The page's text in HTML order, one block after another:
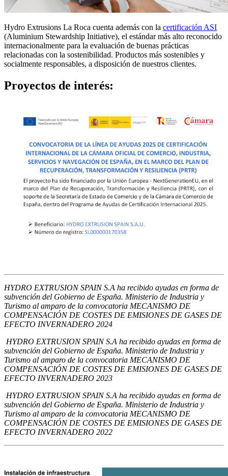
Hydro Extrusions La Roca cuenta además con la certificación ASI
(Aluminium Stewardship Initiative), el estándar más alto reconocido
internacionalmente para la evaluación de buenas prácticas
relacionadas con la sostenibilidad. Productos más sostenibles y
socialmente responsables, a disposición de nuestros clientes.
Proyectos de interés:
HYDRO EXTRUSION SPAIN S.A ha recibido ayudas en forma de
subvención del Gobierno de España. Ministerio de Industria y
Turismo al amparo de la convocatoria MECANISMO DE
COMPENSACIÓN DE COSTES DE EMISIONES DE GASES DE
EFECTO INVERNADERO 2024
HYDRO EXTRUSION SPAIN S.A ha recibido ayudas en forma de
subvención del Gobierno de España. Ministerio de Industria y
Turismo al amparo de la convocatoria MECANISMO DE
COMPENSACIÓN DE COSTES DE EMISIONES DE GASES DE
EFECTO INVERNADERO 2023
HYDRO EXTRUSION SPAIN S.A ha recibido ayudas en forma de
subvención del Gobierno de España. Ministerio de Industria y
Turismo al amparo de la convocatoria MECANISMO DE
COMPENSACIÓN DE COSTES DE EMISIONES DE GASES DE
EFECTO INVERNADERO 2022